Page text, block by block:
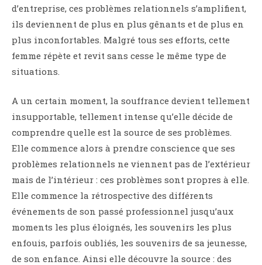
d’entreprise, ces problèmes relationnels s’amplifient,
ils deviennent de plus en plus gênants et de plus en
plus inconfortables. Malgré tous ses efforts, cette
femme répète et revit sans cesse le même type de
situations.
A un certain moment, la souffrance devient tellement
insupportable, tellement intense qu’elle décide de
comprendre quelle est la source de ses problèmes.
Elle commence alors à prendre conscience que ses
problèmes relationnels ne viennent pas de l’extérieur
mais de l’intérieur : ces problèmes sont propres à elle.
Elle commence la rétrospective des différents
événements de son passé professionnel jusqu’aux
moments les plus éloignés, les souvenirs les plus
enfouis, parfois oubliés, les souvenirs de sa jeunesse,
de son enfance. Ainsi elle découvre la source : des